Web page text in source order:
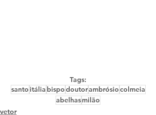
Tags:
santo itália bispodoutorambrósiocolmeia
abelhasmilão
vetor